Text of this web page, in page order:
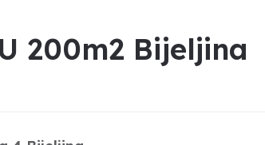
200m2 Bijeljina